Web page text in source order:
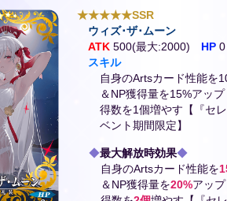
★★★★★SSR
ウィズ･ザ･ムーン
ATK 500(最大:2000) HP 0
スキル
自身のArtsカード性能を
＆NP獲得量を15%アッ
得数を1個増やす【『セ
ベント期間限定】
◆最大解放時効果◆
自身のArtsカード性能を
＆NP獲得量を20%アッ